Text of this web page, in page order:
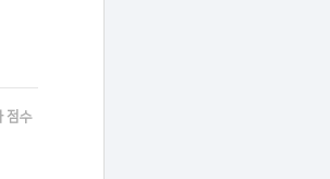
점수